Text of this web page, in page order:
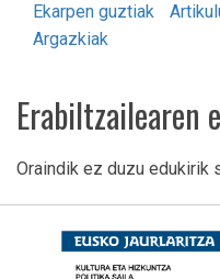
Ekarpen guztiak
Argazkiak
Erabiltzailearen
Oraindik ez duzu edukirik